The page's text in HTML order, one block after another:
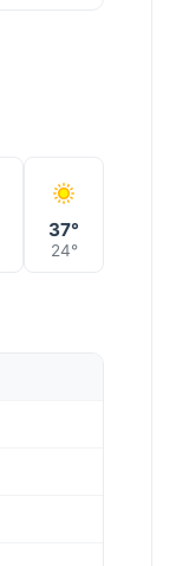
37°
24°